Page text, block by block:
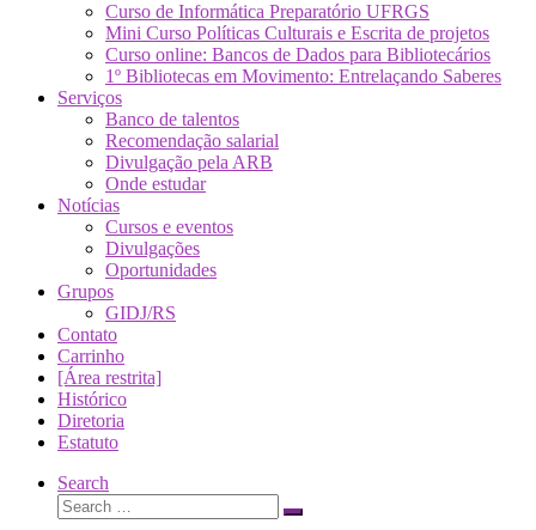
Curso de Informática Preparatório UFRGS
Mini Curso Políticas Culturais e Escrita de projetos
Curso online: Bancos de Dados para Bibliotecários
1º Bibliotecas em Movimento: Entrelaçando Saberes
Serviços
Banco de talentos
Recomendação salarial
Divulgação pela ARB
Onde estudar
Notícias
Cursos e eventos
Divulgações
Oportunidades
Grupos
GIDJ/RS
Contato
Carrinho
[Área restrita]
Histórico
Diretoria
Estatuto
Search
Search
Search